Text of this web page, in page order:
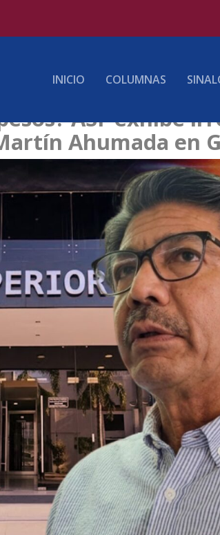
INICIO COLUMNAS
ASF exhibe
Ahumada en